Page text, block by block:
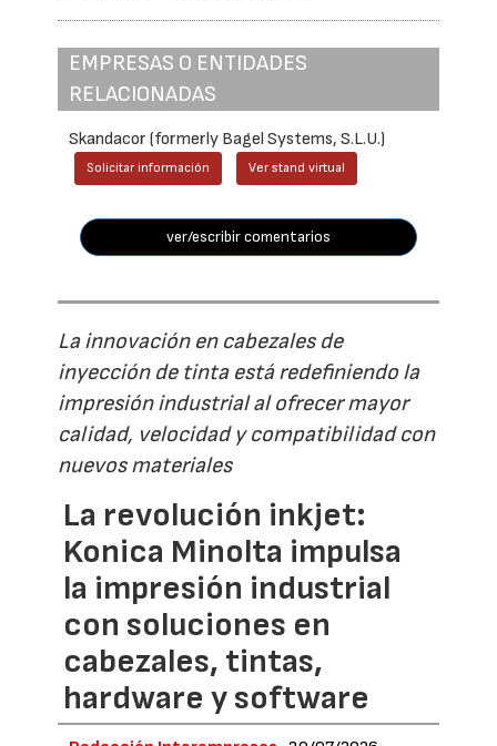
EMPRESAS O ENTIDADES
RELACIONADAS
Skandacor (formerly Bagel Systems, S.L.U.)
Solicitar información Ver stand virtual
ver/escribir comentarios
La innovación en cabezales de
inyección de tinta está redefiniendo la
impresión industrial al ofrecer mayor
calidad, velocidad y compatibilidad con
nuevos materiales
La revolución inkjet:
Konica Minolta impulsa
la impresión industrial
con soluciones en
cabezales, tintas,
hardware y software